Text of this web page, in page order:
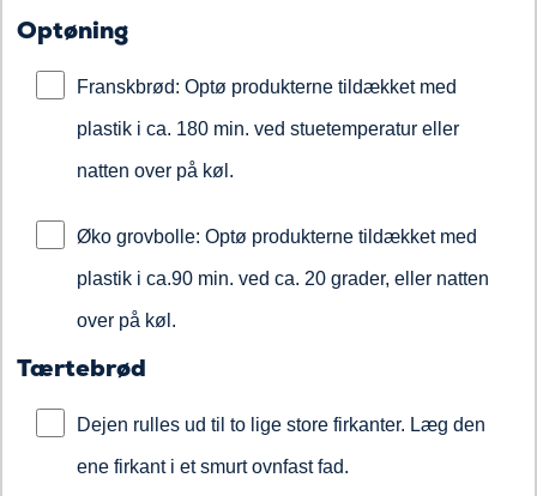
Optøning
Franskbrød: Optø produkterne tildækket med
plastik i ca. 180 min. ved stuetemperatur eller
natten over på køl.
Øko grovbolle: Optø produkterne tildækket med
plastik i ca.90 min. ved ca. 20 grader, eller natten
over på køl.
Tærtebrød
Dejen rulles ud til to lige store firkanter. Læg den
ene firkant i et smurt ovnfast fad.